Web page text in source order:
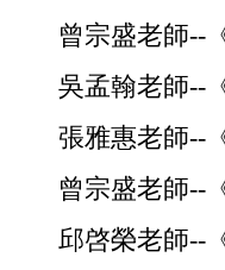
曾宗盛老師--
吳孟翰老師--
張雅惠老師--
曾宗盛老師--
邱啓榮老師--